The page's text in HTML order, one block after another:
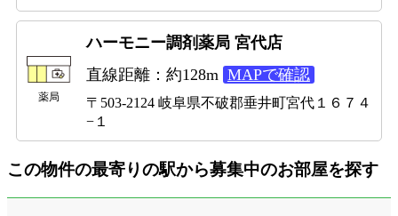
薬局
ハーモニー調剤薬局 宮代店
直線距離：約128m MAPで確認
〒503-2124 岐阜県不破郡垂井町宮代１６７４
−１
この物件の最寄りの駅から募集中のお部屋を探す